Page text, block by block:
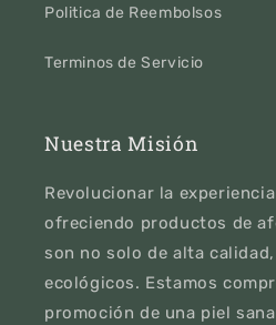
Politica de Reembolsos
Terminos de Servicio
Nuestra Misión
Revolucionar la
ofreciendo productos de
son no solo de alta
ecológicos. Estamos
promoción de una piel